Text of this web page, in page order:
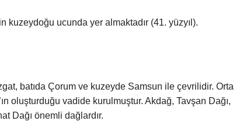
kuzeydoğu ucunda yer almaktadır (41. yüzyıl).
batıda Çorum ve kuzeyde Samsun ile çevrilidir. Orta
oluşturduğu vadide kurulmuştur. Akdağ, Tavşan Dağı,
Dağı önemli dağlardır.